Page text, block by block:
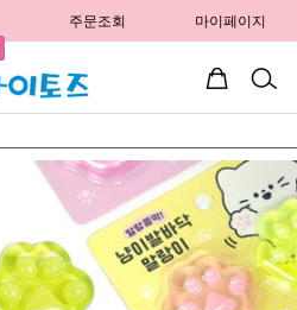
주문조회 마이페이지